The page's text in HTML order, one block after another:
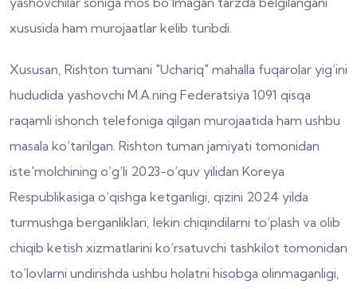
xususida ham murojaatlar kelib turibdi.
Xususan, Rishton tumani "Uchariq" mahalla fuqarolar yig‘ini
hududida yashovchi M.A.ning Federatsiya 1091 qisqa
raqamli ishonch telefoniga qilgan murojaatida ham ushbu
masala ko‘tarilgan. Rishton tuman jamiyati tomonidan
iste'molchining o‘g‘li 2023-o‘quv yilidan Koreya
Respublikasiga o‘qishga ketganligi, qizini 2024 yilda
turmushga berganliklari, lekin chiqindilarni to‘plash va olib
chiqib ketish xizmatlarini ko‘rsatuvchi tashkilot tomonidan
to‘lovlarni undirishda ushbu holatni hisobga olinmaganligi,